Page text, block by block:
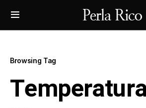
Browsing Tag